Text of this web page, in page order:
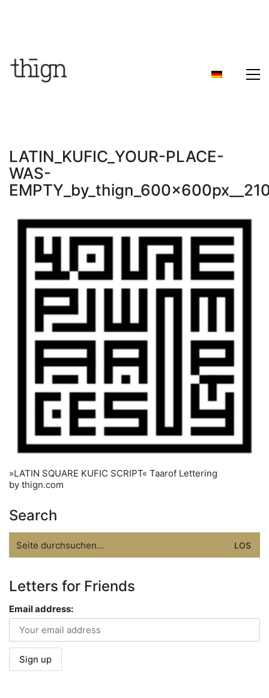
LATIN_KUFIC_YOUR-PLACE-
WAS-
»LATIN SQUARE KUFIC SCRIPT« Taarof Lettering
by thign.com
Search
for:
Letters for Friends
Email address: